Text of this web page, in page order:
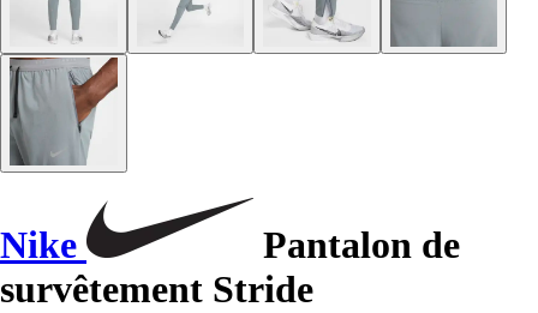
Nike
Pantalon de
survêtement Stride